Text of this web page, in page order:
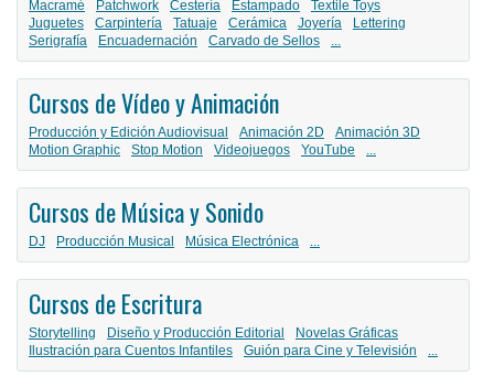
Macramé Patchwork Cestería Estampado
Textile Toys
Juguetes
Carpintería Tatuaje Cerámica Joyería
Lettering
Serigrafía
Encuadernación Carvado de Sellos ...
Cursos de Vídeo y Animación
Producción y Edición Audiovisual Animación 2D
Animación 3D
Motion Graphic
Stop Motion Videojuegos YouTube ...
Cursos de Música y Sonido
DJ Producción Musical Música Electrónica ...
Cursos de Escritura
Storytelling Diseño y Producción Editorial
Novelas Gráficas
Ilustración para Cuentos Infantiles
Guión para Cine y Televisión ...